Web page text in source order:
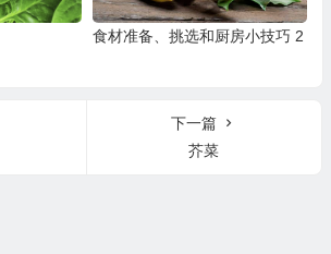
食材准备、挑选和厨房小技巧 2
下一篇
芥菜